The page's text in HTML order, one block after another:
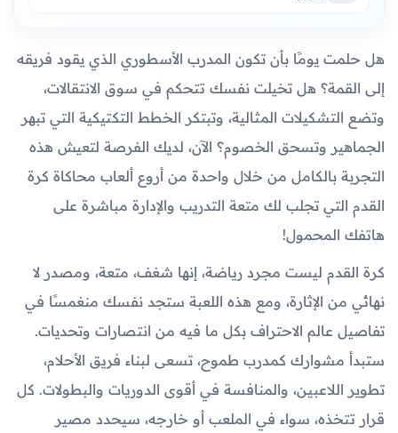
هل حلمت يومًا بأن تكون المدرب الأسطوري الذي يقود فريقه
إلى القمة؟ هل تخيلت نفسك تتحكم في سوق الانتقالات،
وتضع التشكيلات المثالية، وتبتكر الخطط التكتيكية التي تبهر
الجماهير وتسحق الخصوم؟ الآن، لديك الفرصة لتعيش هذه
التجربة بالكامل من خلال واحدة من أروع ألعاب محاكاة كرة
القدم التي تجلب لك متعة التدريب والإدارة مباشرة على
هاتفك المحمول!
كرة القدم ليست مجرد رياضة، إنها شغف، متعة، ومصدر لا
نهائي من الإثارة، ومع هذه اللعبة ستجد نفسك منغمسًا في
تفاصيل عالم الاحتراف بكل ما فيه من انتصارات وتحديات.
ستبدأ مشوارك كمدرب طموح، تسعى لبناء فريق الأحلام،
تطوير اللاعبين، والمنافسة في أقوى الدوريات والبطولات. كل
قرار تتخذه، سواء في الملعب أو خارجه، سيحدد مصير